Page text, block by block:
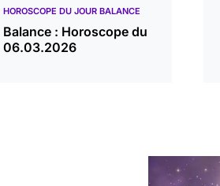
HOROSCOPE DU JOUR BALANCE
Balance : Horoscope du
06.03.2026